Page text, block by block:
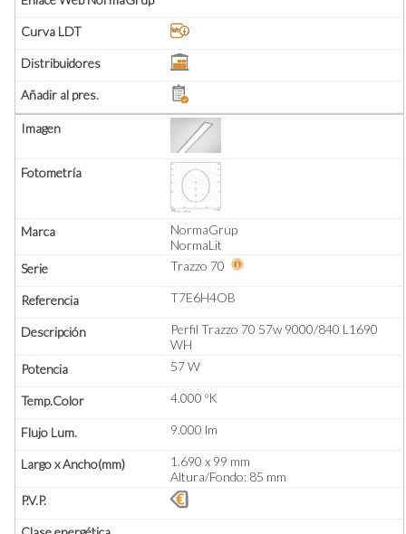
NormaGrup
NormaLit
Trazzo 70
T7E6H4OB
Perfil Trazzo 70 57w 9000/840 L1690
WH
57 W
4.000 ºK
9.000 lm
1.690 x 99 mm
Altura/Fondo: 85 mm